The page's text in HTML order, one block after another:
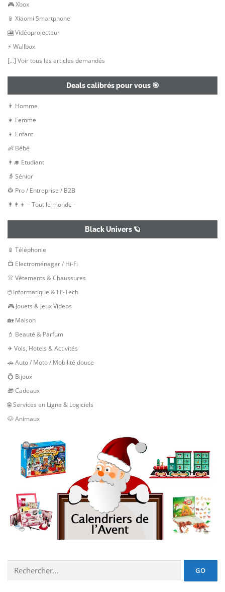
🎮 Xbox
📱 Xiaomi Smartphone
🎦 Vidéoprojecteur
⚡ Wallbox
[…] Voir tous les articles demandés
Deals calibrés pour vous 🎯
👨 Homme
👩 Femme
👦 Enfant
👶 Bébé
👨‍🎓 Etudiant
👵 Sénior
👷‍ Pro / Entreprise / B2B
👨‍👩‍👦 – Tout le monde –
Black Univers 🪐
📱 Téléphonie
📺 Electroménager / Hi-Fi
👚 Vêtements & Chaussures
🖱 Informatique & Hi-Tech
🎮 Jouets & Jeux Videos
🏡 Maison
💄 Beauté & Parfum
✈ Vols, Hotels & Activités
🚗 Auto / Moto / Mobilité douce
💍 Bijoux
🎁 Cadeaux
🌐 Services en Ligne & Logiciels
🐶 Animaux